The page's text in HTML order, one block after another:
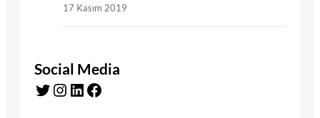
17 Kasım 2019
Social Media
Twitter Instagram LinkedIn Facebook